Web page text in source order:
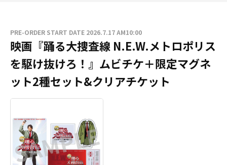
PRE-ORDER START DATE 2026.7.17 AM10:00
映画『踊る大捜査線 N.E.W.メトロポリス
を駆け抜けろ！』ムビチケ＋限定マグネ
ット2種セット&クリアチケット